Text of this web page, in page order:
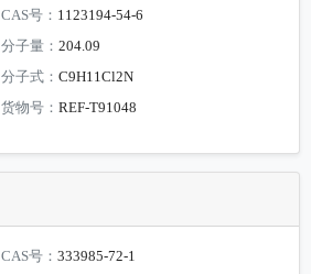
CAS号： 1123194-54-6
分子量：204.09
分子式：C9H11Cl2N
货物号：REF-T91048
CAS号：333985-72-1